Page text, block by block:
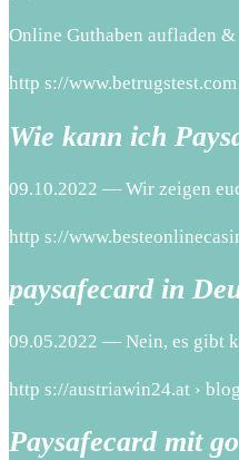
Online Guthaben aufladen
http s://
Wie kann ich
09.10.2022 — Wir zeigen
http s://
paysafecard in
09.05.2022 — Nein, es gibt
http s://austriawin24.at ›
Paysafecard mit